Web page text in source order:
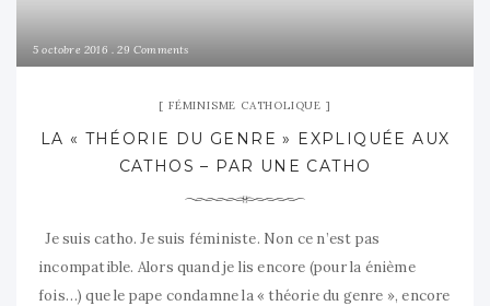
5 octobre 2016 29 Comments
FÉMINISME CATHOLIQUE
LA « THÉORIE DU GENRE » EXPLIQUÉE AUX
CATHOS – PAR UNE CATHO
Je suis catho. Je suis féministe. Non ce n’est pas
incompatible. Alors quand je lis encore (pour la énième
fois…) que le pape condamne la « théorie du genre », encore